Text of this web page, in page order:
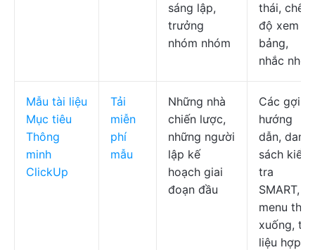
sáng lập,
trưởng
nhóm nhóm
thái, chế
độ xem
bảng,
nhắc nhở
Mẫu tài liệu
Mục tiêu
Thông
minh
ClickUp
Tải
miễn
phí
mẫu
Những nhà
chiến lược,
những người
lập kế
hoạch giai
đoạn đầu
Các gợi ý
hướng
dẫn, danh
sách kiểm
tra
SMART,
menu thả
xuống, tài
liệu hợp